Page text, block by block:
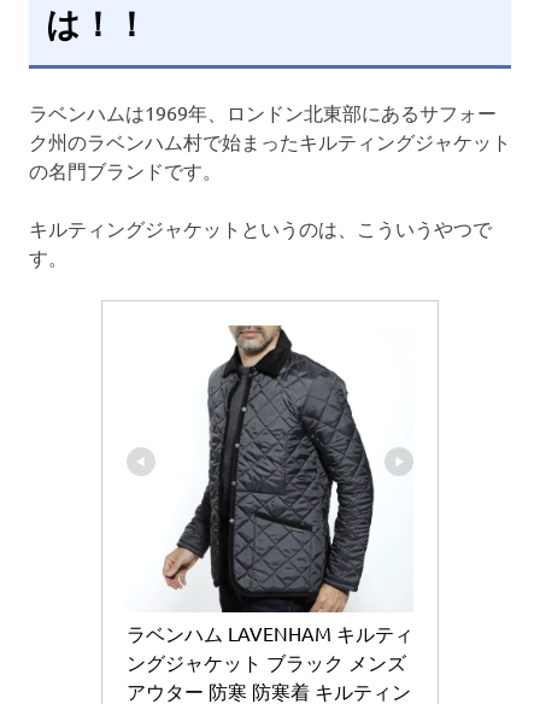
は！！
ラベンハムは1969年、ロンドン北東部にあるサフォー
ク州のラベンハム村で始まったキルティングジャケット
の名門ブランドです。
キルティングジャケットというのは、こういうやつで
す。
ラベンハム LAVENHAM キルティ
ングジャケット ブラック メンズ
アウター 防寒 防寒着 キルティン